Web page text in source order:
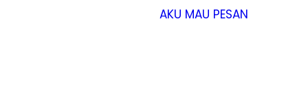
AKU MAU PESAN